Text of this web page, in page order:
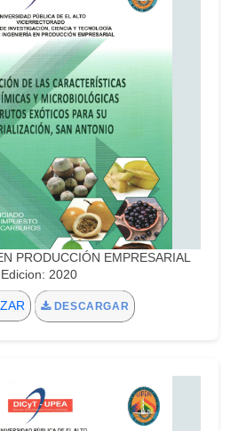
PRODUCCIÓN EMPRESARIAL
Edicion: 2020
DESCARGAR